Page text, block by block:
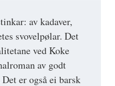
av kadaver,
svovelpølar. Det
ved Koke
av godt
er også ei barsk